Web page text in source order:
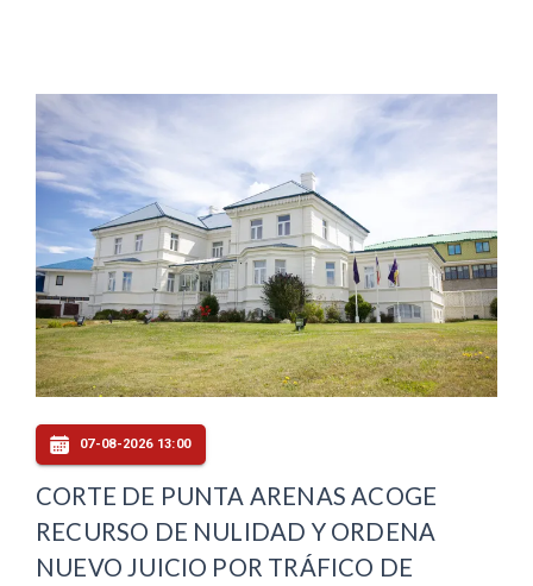
07-08-2026 13:00
CORTE DE PUNTA ARENAS ACOGE
RECURSO DE NULIDAD Y ORDENA
NUEVO JUICIO POR TRÁFICO DE